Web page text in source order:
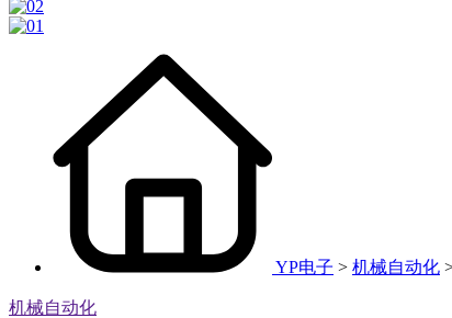
YP电子 > 机械自动化
机械自动化